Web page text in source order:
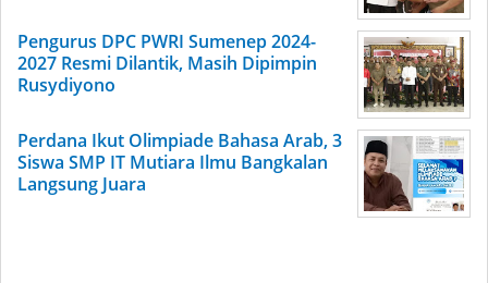
Pengurus DPC PWRI Sumenep 2024-
2027 Resmi Dilantik, Masih Dipimpin
Rusydiyono
Perdana Ikut Olimpiade Bahasa Arab, 3
Siswa SMP IT Mutiara Ilmu Bangkalan
Langsung Juara